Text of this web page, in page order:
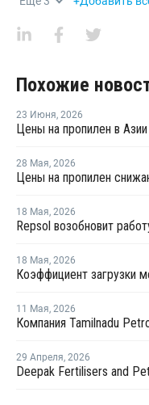
Похожие
23 Июня, 2026
28 Мая, 2026
Цены на пропилен
18 Мая, 2026
18 Мая, 2026
11 Мая, 2026
29 Апреля, 2026